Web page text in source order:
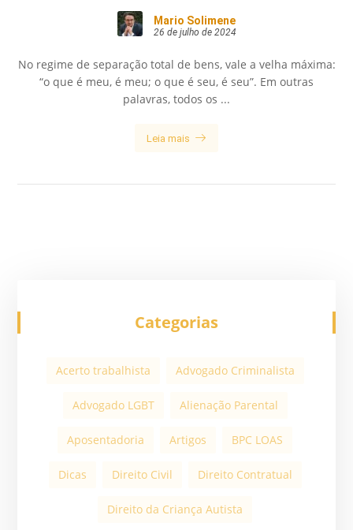
Mario Solimene
26 de julho de 2024
No regime de separação total de bens, vale a velha máxima:
“o que é meu, é meu; o que é seu, é seu”. Em outras
palavras, todos os ...
Leia mais
Categorias
Acerto trabalhista Advogado Criminalista
Advogado LGBT Alienação Parental
Aposentadoria Artigos BPC LOAS
Dicas Direito Civil Direito Contratual
Direito da Criança Autista